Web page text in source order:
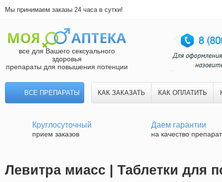
Мы принимаем заказы 24 часа в сутки!
все для Вашего сексуального
здоровья
препараты для повышения потенции
ВСЕ ПРЕПАРАТЫ КАК ЗАКАЗАТЬ КАК ОПЛАТИТЬ
Круглосуточный
прием заказов
Даем гарантии
на качество
Левитра миасс | Таблетки для